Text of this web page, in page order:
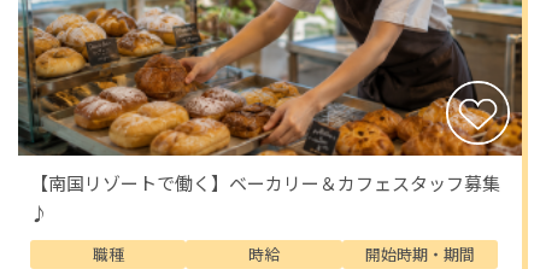
【南国リゾートで働く】ベーカリー＆カフェスタッフ募集
♪
職種
時給
開始時期・期間